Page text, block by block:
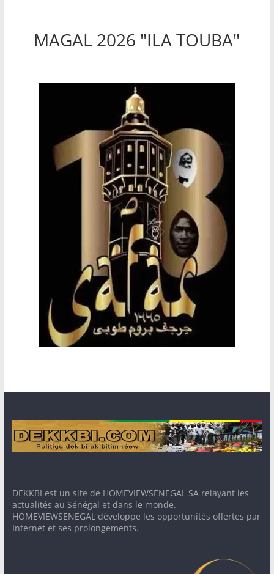
MAGAL 2026 "ILA TOUBA"
DEKKBI est un site de HOMEVIEWSENEGAL SA relayant les
actualités au Sénégal et dans le monde. -
HOMEVIEWSENEGAL développe les opportunités offertes par
Internet et ses prolongements.